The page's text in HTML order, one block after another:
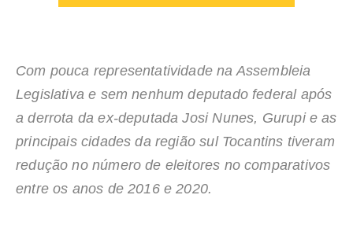
Com pouca representatividade na Assembleia
Legislativa e sem nenhum deputado federal após
a derrota da ex-deputada Josi Nunes, Gurupi e as
principais cidades da região sul Tocantins tiveram
redução no número de eleitores no comparativos
entre os anos de 2016 e 2020.